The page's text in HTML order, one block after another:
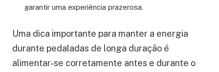
garantir uma experiência prazerosa.
Uma dica importante para manter a energia
durante pedaladas de longa duração é
alimentar-se corretamente antes e durante o